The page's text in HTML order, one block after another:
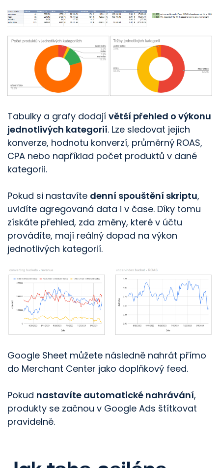
Tabulky a grafy dodají větší přehled o výkonu
jednotlivých kategorií. Lze sledovat jejich
konverze, hodnotu konverzí, průměrný ROAS,
CPA nebo například počet produktů v dané
kategorii.
Pokud si nastavíte denní spouštění skriptu,
uvidíte agregovaná data i v čase. Díky tomu
získáte přehled, zda změny, které v účtu
provádíte, mají reálný dopad na výkon
jednotlivých kategorií.
Google Sheet můžete následně nahrát přímo
do Merchant Center jako doplňkový feed.
Pokud nastavíte automatické nahrávání,
produkty se začnou v Google Ads štítkovat
pravidelně.